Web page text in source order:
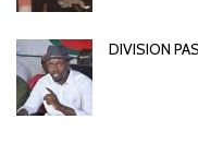
DIVISION